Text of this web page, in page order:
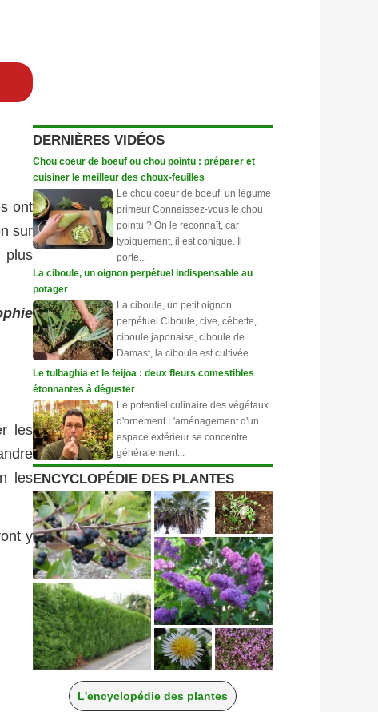
ont
sur
plus
les
les
y
DERNIÈRES VIDÉOS
Chou coeur de boeuf ou chou pointu : préparer et
cuisiner le meilleur des choux-feuilles
Le chou coeur de boeuf, un légume
primeur Connaissez-vous le chou
pointu ? On le reconnaît, car
typiquement, il est conique. Il
porte...
La ciboule, un oignon perpétuel indispensable au
potager
La ciboule, un petit oignon
perpétuel Ciboule, cive, cébette,
ciboule japonaise, ciboule de
Damast, la ciboule est cultivée...
Le tulbaghia et le feijoa : deux fleurs comestibles
étonnantes à déguster
Le potentiel culinaire des végétaux
d'ornement L'aménagement d'un
espace extérieur se concentre
généralement...
ENCYCLOPÉDIE DES PLANTES
L'encyclopédie des plantes